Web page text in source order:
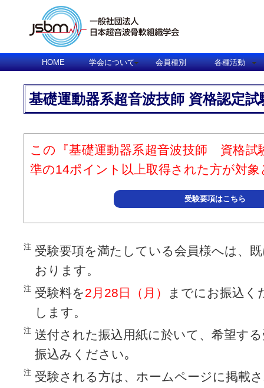
HOME 学会について 会員種別 各種活動
基礎運動器系超音波技師 資格認定
この『基礎運動器系超音波技師 資格試
準の14ポイント以上取得された方が対
受験要項はこちら
注 受験要項を満たしている会員様へは、
おります。
注 受験料を2月28日（月）
までにお振込く
します。
注 送付された振込用紙に於いて、希望す
振込みください｡
注 受験される方は、ホームページに掲載